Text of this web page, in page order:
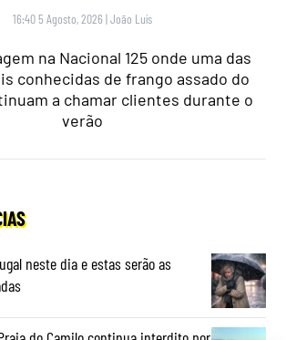
16:40 5 Agosto, 2026 |João Luís
na Nacional 125 onde uma das
conhecidas de frango assado do
a chamar clientes durante o
verão
neste dia e estas serão as